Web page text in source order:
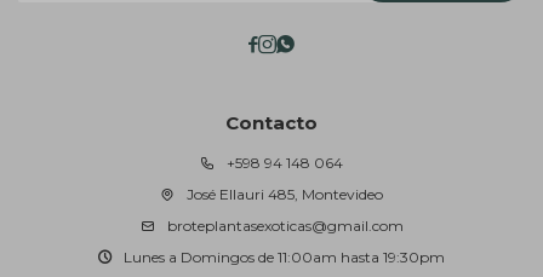
Contacto
+598 94 148 064
José Ellauri 485, Montevideo
broteplantasexoticas@gmail.com
Lunes a Domingos de 11:00am hasta 19:30pm
